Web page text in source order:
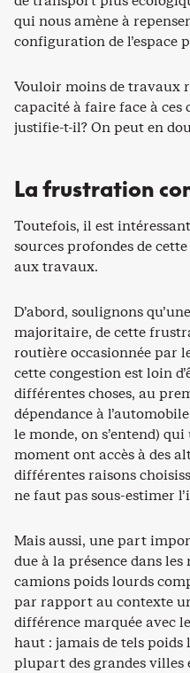
qui nous amène à
configuration de l’espace
Vouloir moins de travaux
capacité à faire face à
justifie-t-il? On peut en
La frustration
Toutefois, il est
sources profondes de
aux travaux.
D’abord, soulignons
majoritaire, de cette
routière occasionnée par
cette congestion est loin
différentes choses, au
dépendance à
le monde, on s’entend)
moment ont accès à des
différentes raisons
ne faut pas sous-estimer
Mais aussi, une part
due à la présence dans
camions poids lourds
par rapport au contexte
différence marquée avec
haut : jamais de tels
plupart des grandes villes